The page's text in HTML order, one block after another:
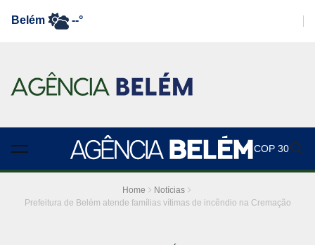
Belém --°
COP 30
Home
Notícias
Prefeitura de Belém atende famílias vítimas de incêndio na Cremação